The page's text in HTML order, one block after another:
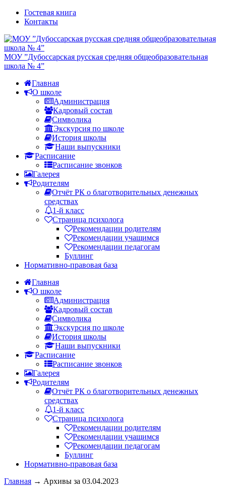
Гостевая книга
Контакты
МОУ ”Дубоссарская русская средняя общеобразовательная
школа № 4”
Главная
О школе
Администрация
Кадровый состав
Символика
Экскурсия по школе
История школы
Наши выпускники
Расписание
Расписание звонков
Галерея
Родителям
Отчёт РК о благотворительных денежных
средствах
1-й класс
Страница психолога
Рекомендации родителям
Рекомендации учащимся
Рекомендации педагогам
Буллинг
Нормативно-правовая база
Главная
О школе
Администрация
Кадровый состав
Символика
Экскурсия по школе
История школы
Наши выпускники
Расписание
Расписание звонков
Галерея
Родителям
Отчёт РК о благотворительных денежных
средствах
1-й класс
Страница психолога
Рекомендации родителям
Рекомендации учащимся
Рекомендации педагогам
Буллинг
Нормативно-правовая база
Главная → Архивы за 03.04.2023